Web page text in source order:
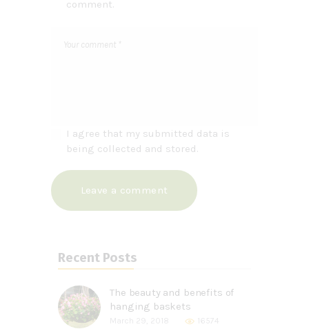
comment.
I agree that my submitted data is
being collected and stored.
Recent Posts
The beauty and benefits of
hanging baskets